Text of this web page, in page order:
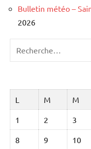
Bulletin météo –
2026
L
M M
1 2 3
8 9 10